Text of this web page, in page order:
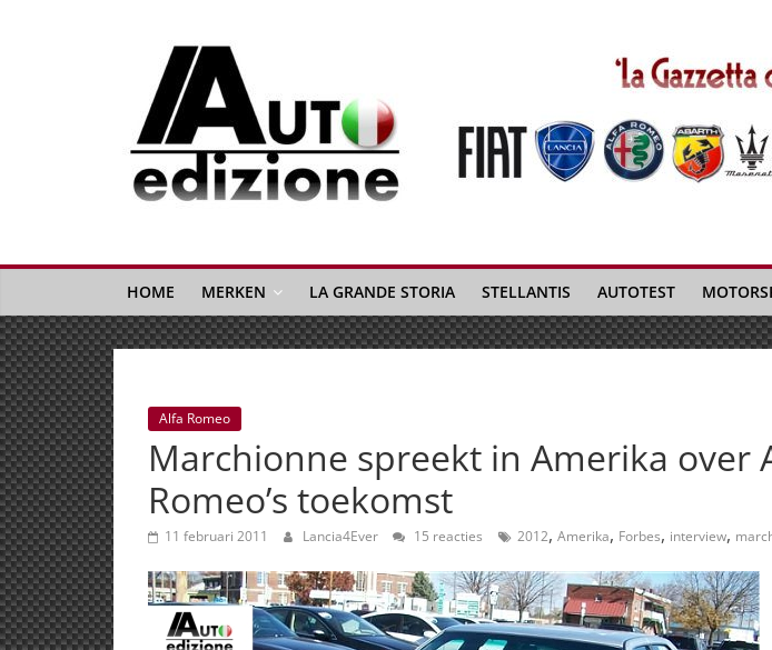
Auto
Edizione
La
Gazetta
dell'Automobile
Italiana
|
Italiaans
autonieuws
&
lifestyle
HOME MERKEN LA GRANDE STORIA STELLANTIS AUTOTEST
Alfa Romeo
Marchionne spreekt in Amerika over
Romeo’s toekomst
11 februari 2011 Lancia4Ever 15 reacties 2012, Amerika, Forbes, interview,